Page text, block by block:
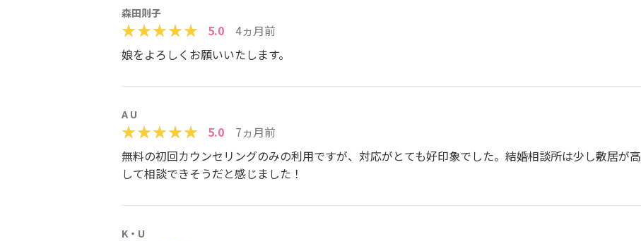
森田則子
5.0
4ヵ月前
娘をよろしくお願いいたします。
A U
5.0
7ヵ月前
無料の初回カウンセリングのみの利用ですが、対応がとても好印象でした。結婚相談所は少し敷居が
して相談できそうだと感じました！
K・U